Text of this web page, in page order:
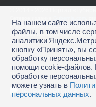
67908 выдано 06.12.2016
информационных технологий и
Учредитель: ООО «Губерния Он-
Главный редактор: Гатаулина А.С.
Телефон редакции: (4212) 45-88-
portal@gubernia.com
18+
На нашем сайте
файлы, в том числе
аналитики
кнопку «Принять», вы
обработку
помощи cookie-файлов.
обработке
можете узнать в
персональных данных.